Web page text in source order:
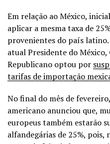
Em relação ao México,
aplicar a mesma taxa de
provenientes do país
atual Presidente do México,
Republicano optou por
tarifas de importação
No final do mês de
americano anunciou que,
europeus também estarão
alfandegárias de 25%, pois,